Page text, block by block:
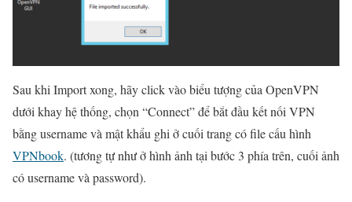
Sau khi Import xong, hãy click vào biểu tượng của OpenVPN
dưới khay hệ thống, chọn “Connect” để bắt đầu kết nối VPN
bằng username và mật khẩu ghi ở cuối trang có file cấu hình
VPNbook. (tương tự như ở hình ảnh tại bước 3 phía trên, cuối ảnh
có username và password).